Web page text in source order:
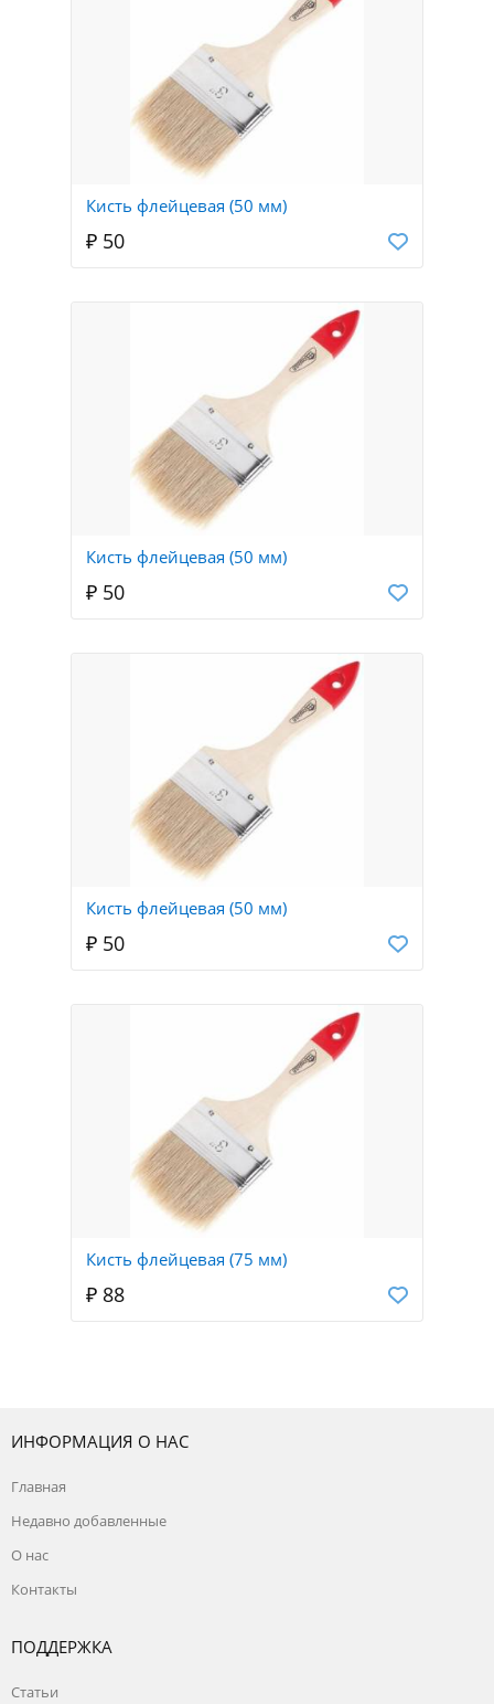
Кисть флейцевая (50 мм)
₽ 50
Кисть флейцевая (50 мм)
₽ 50
Кисть флейцевая (50 мм)
₽ 50
Кисть флейцевая (75 мм)
₽ 88
ИНФОРМАЦИЯ О НАС
Главная
Недавно добавленные
О нас
Контакты
ПОДДЕРЖКА
Статьи